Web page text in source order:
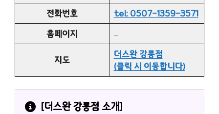
전화번호
tel: 0507-1359-3571
홈페이지
–
지도
더스완 강릉점
(클릭 시 이동합니다)
[더스완 강릉점 소개]